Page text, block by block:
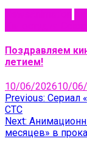
Поздравляем
летием!
10/06/202610/
Навигация
по
записям
Previous: Сериал
СТС
Next:
месяцев» в